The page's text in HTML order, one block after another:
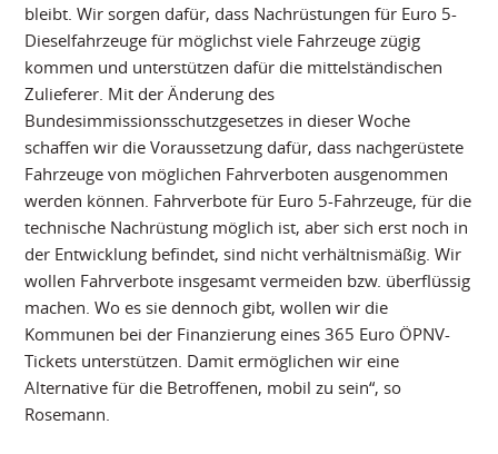
bleibt. Wir sorgen dafür, dass Nachrüstungen für Euro 5-
Dieselfahrzeuge für möglichst viele Fahrzeuge zügig
kommen und unterstützen dafür die mittelständischen
Zulieferer. Mit der Änderung des
Bundesimmissionsschutzgesetzes in dieser Woche
schaffen wir die Voraussetzung dafür, dass nachgerüstete
Fahrzeuge von möglichen Fahrverboten ausgenommen
werden können. Fahrverbote für Euro 5-Fahrzeuge, für die
technische Nachrüstung möglich ist, aber sich erst noch in
der Entwicklung befindet, sind nicht verhältnismäßig. Wir
wollen Fahrverbote insgesamt vermeiden bzw. überflüssig
machen. Wo es sie dennoch gibt, wollen wir die
Kommunen bei der Finanzierung eines 365 Euro ÖPNV-
Tickets unterstützen. Damit ermöglichen wir eine
Alternative für die Betroffenen, mobil zu sein“, so
Rosemann.